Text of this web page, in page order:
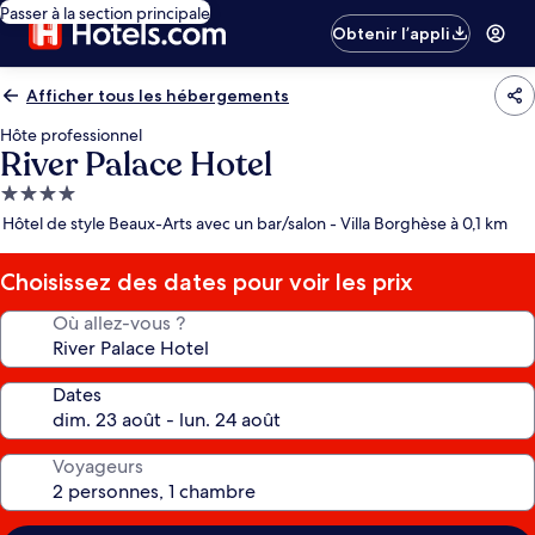
Passer à la section principale
Obtenir l’appli
Afficher tous les hébergements
Hôte professionnel
River Palace Hotel
Hébergement
4.0 étoiles
Hôtel de style Beaux-Arts avec un bar/salon - Villa Borghèse à 0,1 km
Choisissez des dates pour voir les prix
Où allez-vous ?
Dates
Voyageurs